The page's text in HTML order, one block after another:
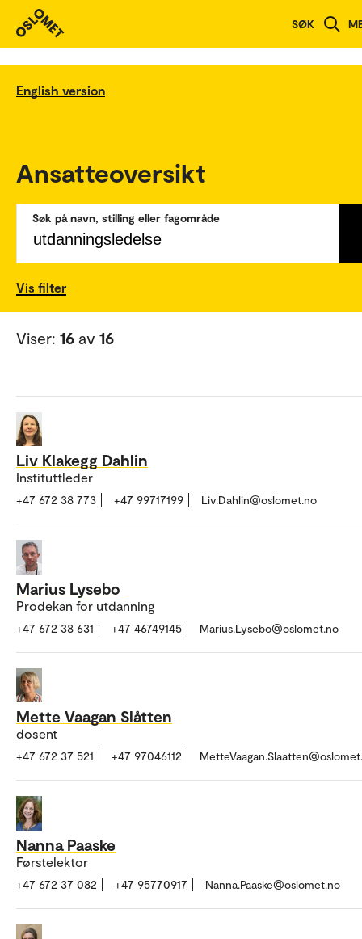
SØK
English version
Ansatteoversikt
Søk på navn, stilling eller fagområde
Vis filter
Viser: 16 av 16
Liv Klakegg Dahlin
Instituttleder
+47 672 38 773 +47 99717199 Liv.Dahlin@oslomet.no
Marius Lysebo
Prodekan for utdanning
+47 672 38 631 +47 46749145 Marius.Lysebo@oslomet.no
Mette Vaagan Slåtten
dosent
+47 672 37 521 +47 97046112
Nanna Paaske
Førstelektor
+47 672 37 082 +47 95770917 Nanna.Paaske@oslomet.no